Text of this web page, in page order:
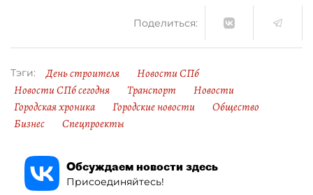
Поделиться:
Тэги: День строителя
Новости СПб
Новости СПб сегодня
Транспорт
Новости
Городская хроника
Городские новости
Общество
Бизнес
Спецпроекты
Обсуждаем новости здесь
Присоединяйтесь!